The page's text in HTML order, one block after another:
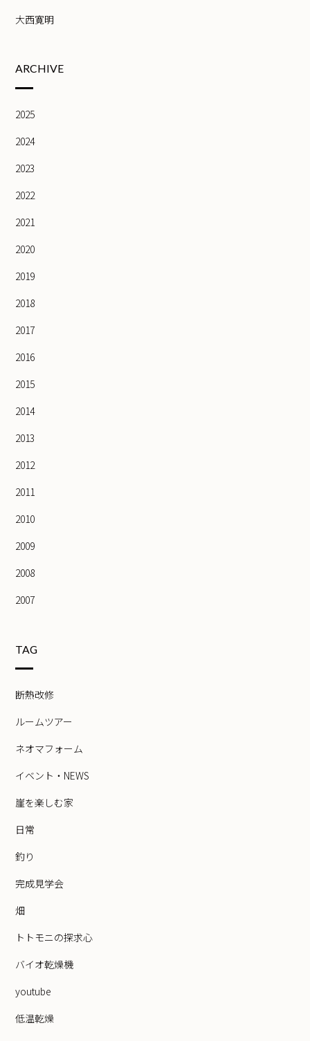
大西寛明
ARCHIVE
2025
2024
2023
2022
2021
2020
2019
2018
2017
2016
2015
2014
2013
2012
2011
2010
2009
2008
2007
TAG
断熱改修
ルームツアー
ネオマフォーム
イベント・NEWS
崖を楽しむ家
日常
釣り
完成見学会
畑
トトモニの探求心
バイオ乾燥機
youtube
低温乾燥